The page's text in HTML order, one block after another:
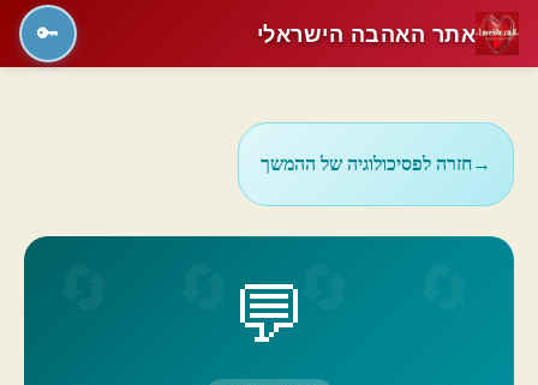
→חזרה לפסיכולוגיה של ההמשך
💬
אתר האהבה הישראלי 🔑